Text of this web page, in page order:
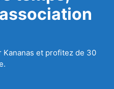
et profitez de 30